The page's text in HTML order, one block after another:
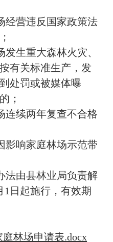
经营违反国家政策法
发生重大森林火灾、
有关标准生产，发
处罚或被媒体曝
；
连续两年复查不合格
影响家庭林场示范带
法由县林业局负责解
1日起施行，有效期
林场申请表.docx